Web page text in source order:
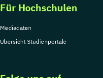
Für Hochschulen
Mediadaten
Übersicht Studienportale